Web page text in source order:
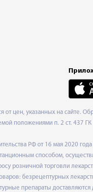
от цен, указанных на сайте.
положениями п. 2 ст. 437
РФ от 16 мая 2020
способом,
розничной торговли
безрецептурных
препараты